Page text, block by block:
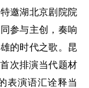
邀湖北京剧院院
参与主创，奏响
的时代之歌。昆
次排演当代题材
表演语汇诠释当